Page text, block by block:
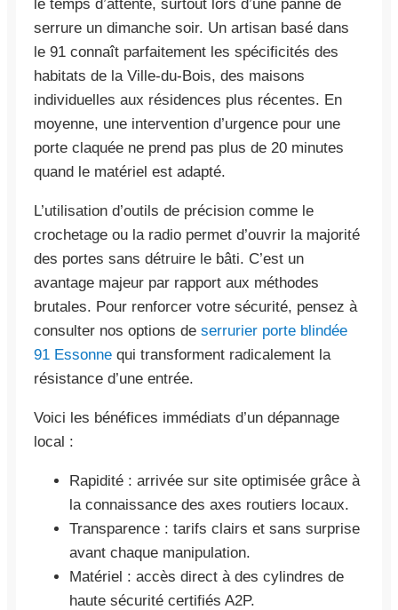
le temps d’attente, surtout lors d’une panne de
serrure un dimanche soir. Un artisan basé dans
le 91 connaît parfaitement les spécificités des
habitats de la Ville-du-Bois, des maisons
individuelles aux résidences plus récentes. En
moyenne, une intervention d’urgence pour une
porte claquée ne prend pas plus de 20 minutes
quand le matériel est adapté.
L’utilisation d’outils de précision comme le
crochetage ou la radio permet d’ouvrir la majorité
des portes sans détruire le bâti. C’est un
avantage majeur par rapport aux méthodes
brutales. Pour renforcer votre sécurité, pensez à
consulter nos options de serrurier porte blindée
91 Essonne qui transforment radicalement la
résistance d’une entrée.
Voici les bénéfices immédiats d’un dépannage
local :
Rapidité : arrivée sur site optimisée grâce à
la connaissance des axes routiers locaux.
Transparence : tarifs clairs et sans surprise
avant chaque manipulation.
Matériel : accès direct à des cylindres de
haute sécurité certifiés A2P.